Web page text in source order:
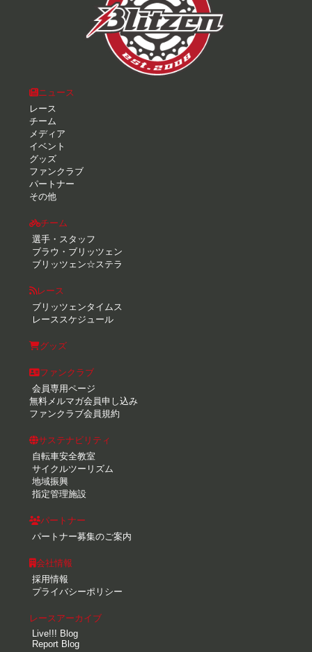
ニュース
レース
チーム
メディア
イベント
グッズ
ファンクラブ
パートナー
その他
チーム
選手・スタッフ
ブラウ・ブリッツェン
ブリッツェン☆ステラ
レース
ブリッツェンタイムス
レーススケジュール
グッズ
ファンクラブ
会員専用ページ
無料メルマガ会員申し込み
ファンクラブ会員規約
サステナビリティ
自転車安全教室
サイクルツーリズム
地域振興
指定管理施設
パートナー
パートナー募集のご案内
会社情報
採用情報
プライバシーポリシー
レースアーカイブ
Live!!! Blog
Report Blog